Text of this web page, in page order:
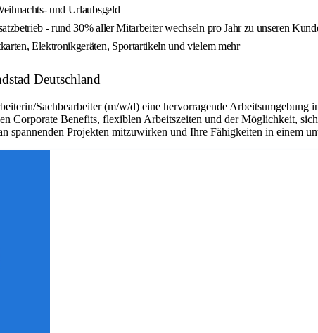
und Urlaubsgeld
- rund 30% aller Mitarbeiter wechseln pro Jahr zu unseren
Elektronikgeräten, Sportartikeln und vielem mehr
Deutschland
Sachbearbeiter (m/w/d) eine hervorragende
Corporate Benefits, flexiblen Arbeitszeiten und der Möglichkeit,
spannenden Projekten mitzuwirken und Ihre Fähigkeiten in einem